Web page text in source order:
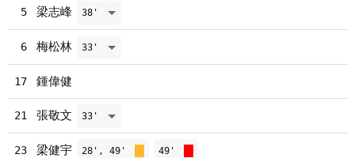
5 梁志峰 38'
6 梅松林 33'
17 鍾偉健
21 張敬文 33'
23 梁健宇 28', 49' 49'